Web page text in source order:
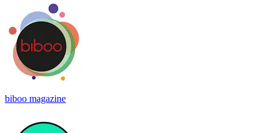
biboo magazine